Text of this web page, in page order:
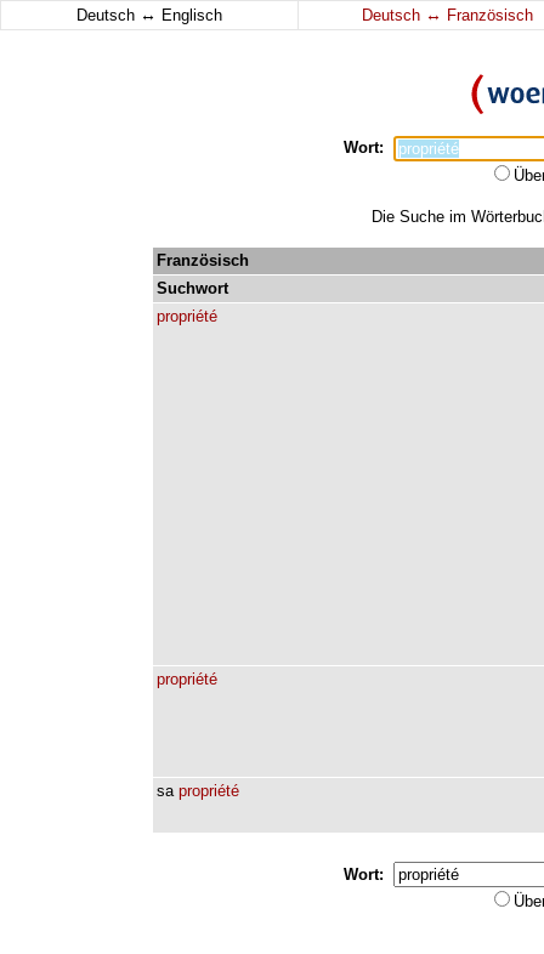
Deutsch ↔ Englisch Deutsch ↔ Französisch
Wort:
Die Suche im
Französisch
Suchwort
propriété
propriété
sa propriété
Wort: